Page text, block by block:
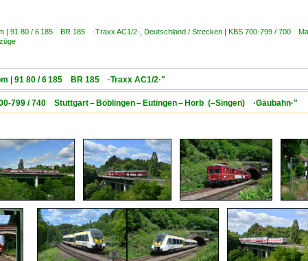
| 91 80 / 6 185 BR 185 ·Traxx AC1/2· Deutschland / Strecken | KBS 700-799 / 700
| 91 80 / 6 185 BR 185 ·Traxx AC1/2·"
799 / 740 Stuttgart – Böblingen – Eutingen – Horb (–Singen) ·Gäubahn·"